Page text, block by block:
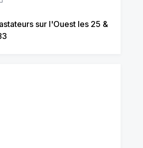
sur l'Ouest les 25 &